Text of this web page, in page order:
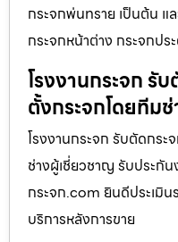
กระจกพ่นทราย เป็นต้น แ
กระจกหน้าต่าง กระจกปร
โรงงานกระจก รั
ตั้งกระจกโดยทีม
โรงงานกระจก รับตัดกร
ช่างผู้เชี่ยวชาญ รับประกัน
กระจก.com ยินดีประเมิ
บริการหลังการขาย